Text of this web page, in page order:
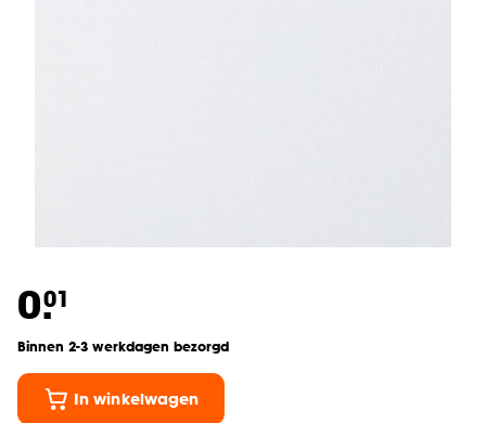
0.01
Binnen 2-3 werkdagen bezorgd
In winkelwagen